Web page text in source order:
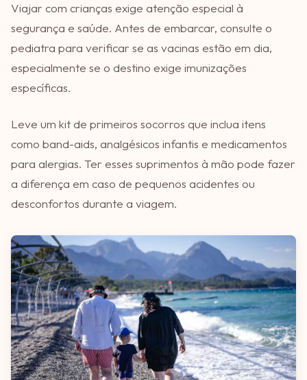
Viajar com crianças exige atenção especial à
segurança e saúde. Antes de embarcar, consulte o
pediatra para verificar se as vacinas estão em dia,
especialmente se o destino exige imunizações
específicas.
Leve um kit de primeiros socorros que inclua itens
como band-aids, analgésicos infantis e medicamentos
para alergias. Ter esses suprimentos à mão pode fazer
a diferença em caso de pequenos acidentes ou
desconfortos durante a viagem.